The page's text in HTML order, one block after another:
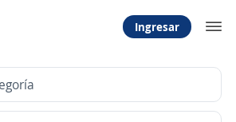
Ingresar